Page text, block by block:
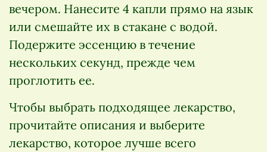
вечером. Нанесите 4 капли прямо на язык
или смешайте их в стакане с водой.
Подержите эссенцию в течение
нескольких секунд, прежде чем
проглотить ее.
Чтобы выбрать подходящее лекарство,
прочитайте описания и выберите
лекарство, которое лучше всего